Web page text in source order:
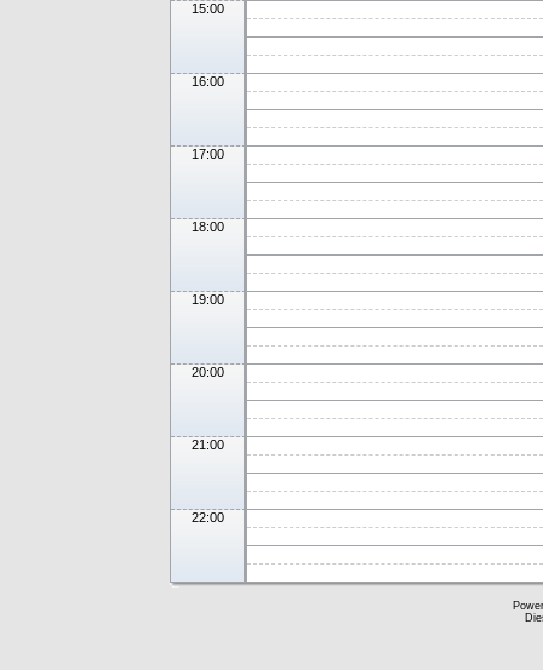
15:00
16:00
17:00
18:00
19:00
20:00
21:00
22:00